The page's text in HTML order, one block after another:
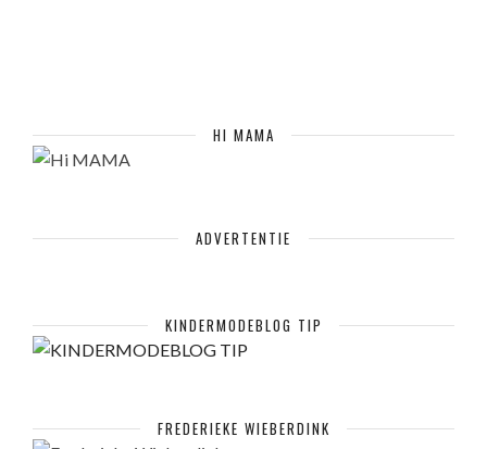
HI MAMA
ADVERTENTIE
KINDERMODEBLOG TIP
FREDERIEKE WIEBERDINK